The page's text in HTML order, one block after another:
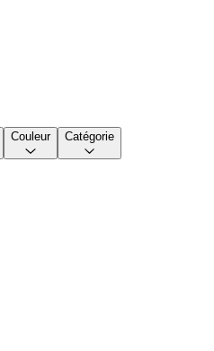
Couleur Catégorie